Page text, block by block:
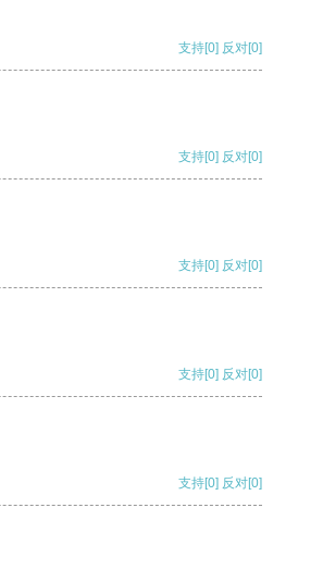
支持[0] 反对[0]
支持[0] 反对[0]
支持[0] 反对[0]
支持[0] 反对[0]
支持[0] 反对[0]